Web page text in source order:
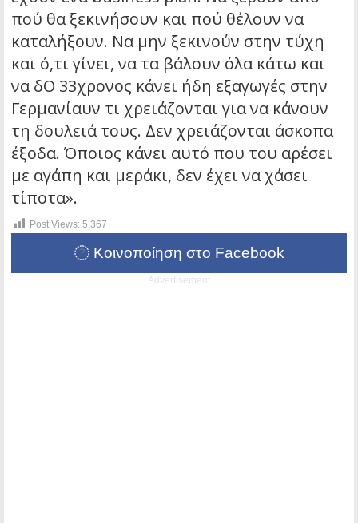
πού θα ξεκινήσουν και πού θέλουν να
καταλήξουν. Να μην ξεκινούν στην τύχη
και ό,τι γίνει, να τα βάλουν όλα κάτω και
να δΟ 33χρονος κάνει ήδη εξαγωγές στην
Γερμανίαυν τι χρειάζονται για να κάνουν
τη δουλειά τους. Δεν χρειάζονται άσκοπα
έξοδα. Όποιος κάνει αυτό που του αρέσει
με αγάπη και μεράκι, δεν έχει να χάσει
τίποτα».
Post Views: 5,367
Κοινοποίηση στο Facebook
Advertisement